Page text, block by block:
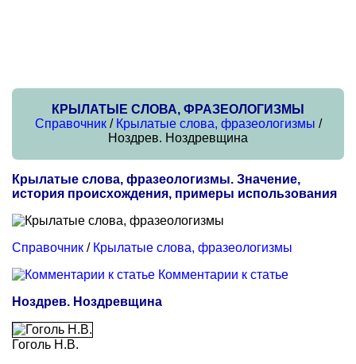
КРЫЛАТЫЕ СЛОВА, ФРАЗЕОЛОГИЗМЫ
Справочник/ Крылатые слова, фразеологизмы /
Ноздрев. Ноздревщина
Крылатые слова, фразеологизмы. Значение,
история происхождения, примеры использования
Справочник / Крылатые слова, фразеологизмы
Комментарии к статье
Ноздрев. Ноздревщина
Гоголь Н.В.